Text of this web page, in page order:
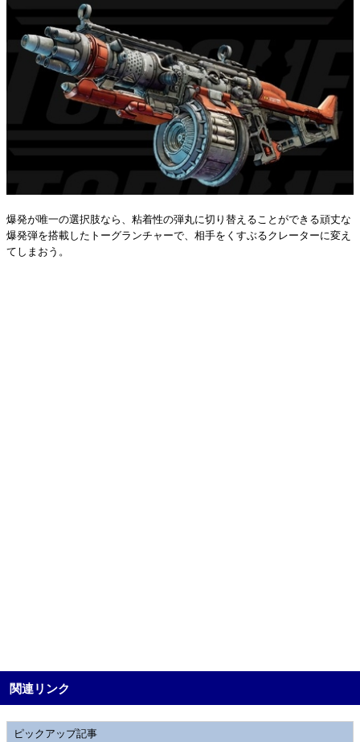
爆発が唯一の選択肢なら、粘着性の弾丸に切り替えることができる頑丈な
爆発弾を搭載したトーグランチャーで、相手をくすぶるクレーターに変え
てしまおう。
関連リンク
ピックアップ記事